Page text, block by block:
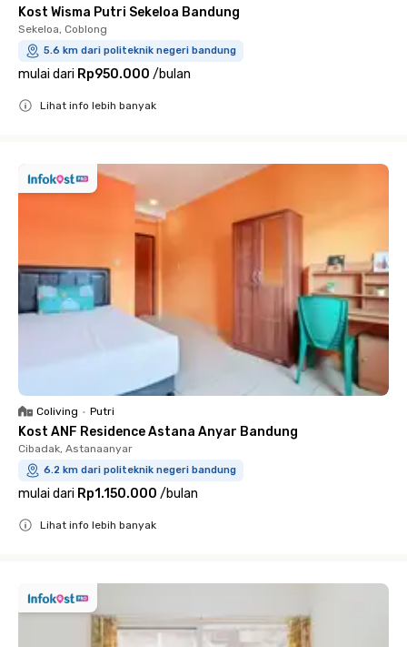
Kost Wisma Putri Sekeloa Bandung
Sekeloa, Coblong
5.6 km dari politeknik negeri bandung
mulai dari Rp950.000 /bulan
Lihat info lebih banyak
Coliving • Putri
Kost ANF Residence Astana Anyar Bandung
Cibadak, Astanaanyar
6.2 km dari politeknik negeri bandung
mulai dari Rp1.150.000 /bulan
Lihat info lebih banyak